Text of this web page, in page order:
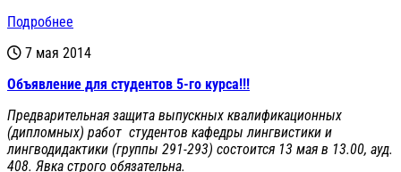
Подробнее
7 мая 2014
Объявление для студентов 5-го курса!!!
Предварительная защита выпускных квалификационных
(дипломных) работ студентов кафедры лингвистики и
лингводидактики (группы 291-293) состоится 13 мая в 13.00, ауд.
408. Явка строго обязательна.